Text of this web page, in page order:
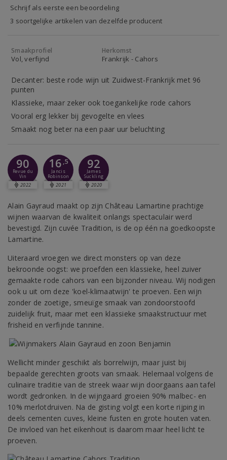
Schrijf als eerste een beoordeling
3 soortgelijke artikelen van dezelfde producent
Smaakprofiel
Vol, verfijnd
Herkomst
Frankrijk - Cahors
Decanter: beste rode wijn uit Zuidwest-Frankrijk met 96
punten
Klassieke, maar zeker ook toegankelijke rode cahors
Vooral erg lekker bij gevogelte en vlees
Smaakt nog beter na een paar uur beluchting
90
Revue du
Vin
2022
16 ,5
Jancis
Robinson
2021
92
James
Suckling
2020
Alain Gayraud maakt op zijn Château Lamartine prachtige
wijnen waarvan de kwaliteit onlangs spectaculair werd
bevestigd. Zijn cuvée Tradition, is de op één na goedkoopste
Lamartine.
Uiteraard vroegen we direct monsters op van deze
bekroonde oogst: we proefden een klassieke, heel zuiver
gemaakte rode cahors van een bijzonder niveau. Wij nodigen
ook u uit om deze 'koel-klimaatwijn' te proeven. Een wijn
zonder de zoetige, smeuïge smaak van zondoorstoofd
zuidelijk fruit, maar met een klassieke smaakstructuur met
frisheid en verfijnde tannine.
Wellicht minder geschikt als borrelwijn, maar juist bij
bepaalde gerechten groots van smaak. Helemaal volgens de
culinaire traditie van de streek waar wijn doorgaans aan tafel
wordt gedronken. In de wijngaard groeien 90% malbec- en
10% merlotdruiven. Na de gisting volgt een korte rijping in
deels cementen cuves, kleine fusten en grote houten vaten.
De invloed van het eikenhout is daarom maar heel licht te
proeven.